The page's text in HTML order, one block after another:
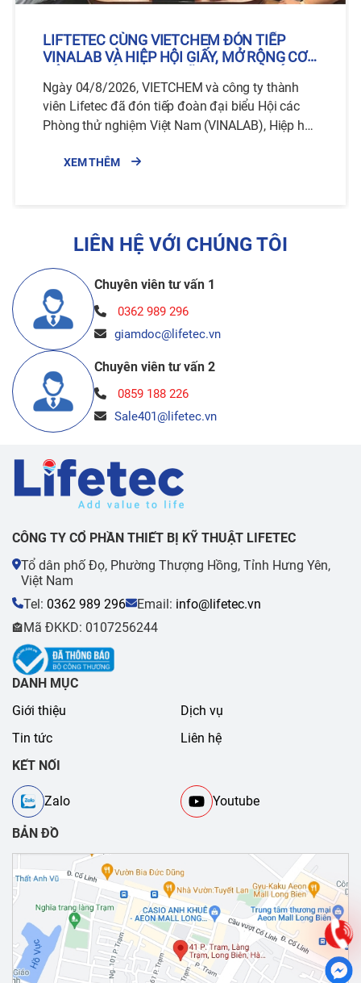
LIFTETEC CÙNG VIETCHEM ĐÓN TIẾP
VINALAB VÀ HIỆP HỘI GIẤY, MỞ RỘNG CƠ
NƯỚC VÀ CÔNG NGHỆ MÔI TRƯỜNG
Ngày 04/8/2026, VIETCHEM và công ty thành
viên Lifetec đã đón tiếp đoàn đại biểu Hội các
Phòng thử nghiệm Việt Nam (VINALAB), Hiệp hội
định hướng hợp tác trong thời gian tới. Đoàn
XEM THÊM
LIÊN HỆ VỚI CHÚNG TÔI
Chuyên viên tư vấn 1
0362 989 296
giamdoc@lifetec.vn
Chuyên viên tư vấn 2
0859 188 226
Sale401@lifetec.vn
CÔNG TY CỔ PHẦN THIẾT BỊ KỸ THUẬT LIFETEC
Tổ dân phố Đọ, Phường Thượng Hồng, Tỉnh Hưng Yên,
Việt Nam
Tel: 0362 989 296 Email: info@lifetec.vn
🏤Mã ĐKKD: 0107256244
DANH MỤC
Giới thiệu
Dịch vụ
Tin tức
Liên hệ
KẾT NỐI
Zalo Youtube
BẢN ĐỒ